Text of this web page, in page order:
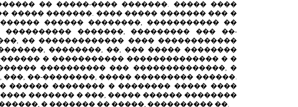
�� �����-���� �������. ����� ����
����� �������. ���� ����� ������� ��� �
������ ��������, ����������� ��
�������, ��������� ��� ��-
�� ������������� ���� ������������
��������, ��, ��� ����� ��������
� ����������� �������������� � �
���������� ��� ��������������, �
��-��������, ����� ��������� ������.
������ �������� � �������� ����� ����
������� � ���, ����� ������ ��������
� ������� �� �����, ���������� ��.